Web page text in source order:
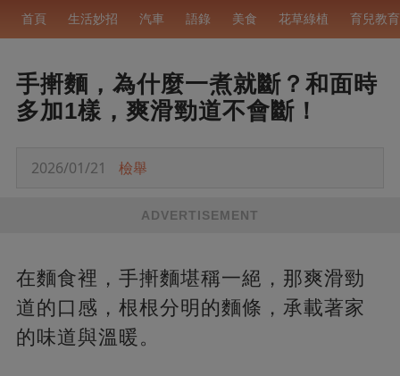
首頁 生活妙招 汽車 語錄 美食 花草綠植 育兒教育
手搟麵，為什麼一煮就斷？和面時
多加1樣，爽滑勁道不會斷！
2026/01/21 檢舉
ADVERTISEMENT
在麵食裡，手搟麵堪稱一絕，那爽滑勁
道的口感，根根分明的麵條，承載著家
的味道與溫暖。